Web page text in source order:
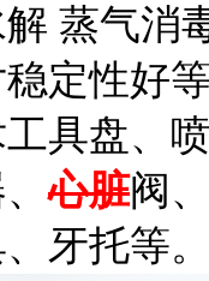
蒸气消
定性好
具盘、
心脏阀
牙托等。